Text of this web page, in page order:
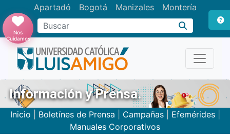
Apartadó Bogotá Manizales Montería
Buscar
Nos
Cuidamos
Información y Prensa.
Inicio Boletínes de Prensa Campañas| Efemérides|
Manuales Corporativos